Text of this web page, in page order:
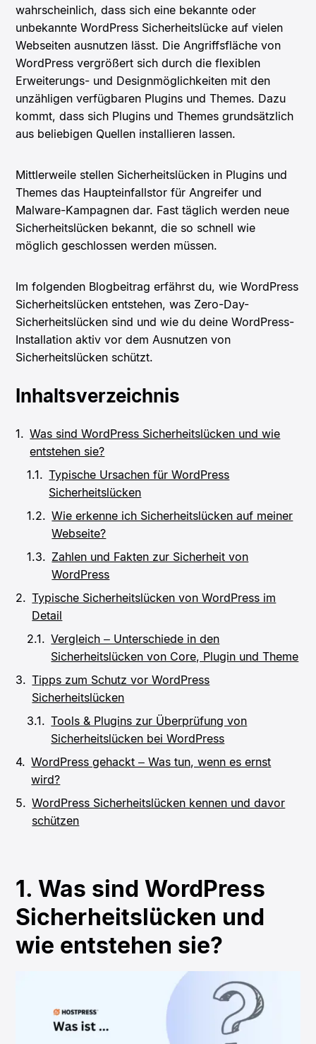
wahrscheinlich, dass sich eine bekannte oder
unbekannte WordPress Sicherheitslücke auf vielen
Webseiten ausnutzen lässt. Die Angriffsfläche von
WordPress vergrößert sich durch die flexiblen
Erweiterungs- und Designmöglichkeiten mit den
unzähligen verfügbaren Plugins und Themes. Dazu
kommt, dass sich Plugins und Themes grundsätzlich
aus beliebigen Quellen installieren lassen.
Mittlerweile stellen Sicherheitslücken in Plugins und
Themes das Haupteinfallstor für Angreifer und
Malware-Kampagnen dar. Fast täglich werden neue
Sicherheitslücken bekannt, die so schnell wie
möglich geschlossen werden müssen.
Im folgenden Blogbeitrag erfährst du, wie WordPress
Sicherheitslücken entstehen, was Zero-Day-
Sicherheitslücken sind und wie du deine WordPress-
Installation aktiv vor dem Ausnutzen von
Sicherheitslücken schützt.
Inhaltsverzeichnis
Was sind WordPress Sicherheitslücken und wie
entstehen sie?
Typische Ursachen für WordPress
Sicherheitslücken
Wie erkenne ich Sicherheitslücken auf meiner
Webseite?
Zahlen und Fakten zur Sicherheit von
WordPress
Typische Sicherheitslücken von WordPress im
Detail
Vergleich – Unterschiede in den
Sicherheitslücken von Core, Plugin und Theme
Tipps zum Schutz vor WordPress
Sicherheitslücken
Tools & Plugins zur Überprüfung von
Sicherheitslücken bei WordPress
WordPress gehackt – Was tun, wenn es ernst
wird?
WordPress Sicherheitslücken kennen und davor
schützen
1. Was sind WordPress
Sicherheitslücken und
wie entstehen sie?